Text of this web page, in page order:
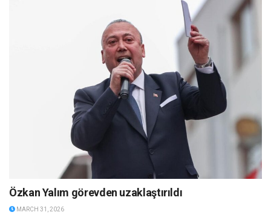
Özkan Yalım görevden uzaklaştırıldı
MARCH 31, 2026